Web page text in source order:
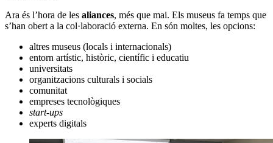
Ara és l’hora de les aliances, més que mai. Els museus fa temps que
s’han obert a la col·laboració externa. En són moltes, les opcions:
altres museus (locals i internacionals)
entorn artístic, històric, científic i educatiu
universitats
organitzacions culturals i socials
comunitat
empreses tecnològiques
start-ups
experts digitals